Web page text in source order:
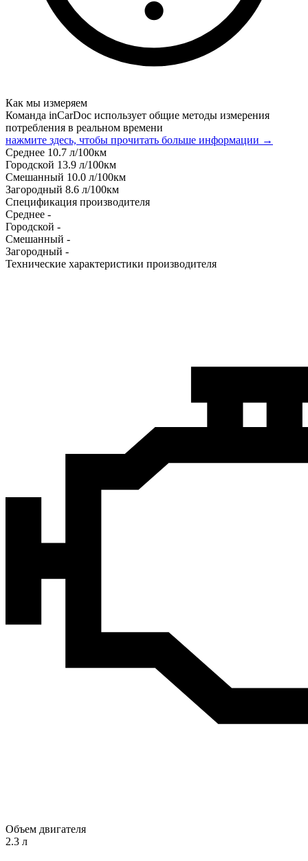
Как мы измеряем
Команда inCarDoc использует общие методы измерения
потребления в реальном времени
нажмите здесь, чтобы прочитать больше информации →
Среднее 10.7 л/100км
Городской 13.9 л/100км
Смешанный 10.0 л/100км
Загородный 8.6 л/100км
Спецификация производителя
Среднее -
Городской -
Смешанный -
Загородный -
Технические характеристики производителя
Объем двигателя
2.3 л